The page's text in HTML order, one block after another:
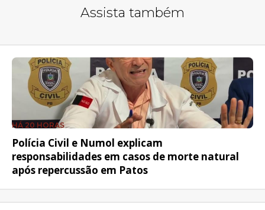
Assista também
HÁ 20 HORAS
Polícia Civil e Numol explicam
responsabilidades em casos de morte natural
após repercussão em Patos